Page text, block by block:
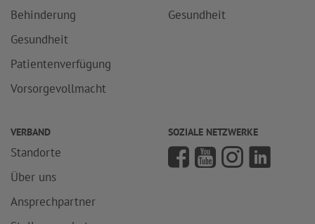
Behinderung
Gesundheit
Patientenverfügung
Vorsorgevollmacht
Gesundheit
VERBAND
Standorte
Über uns
Ansprechpartner
SOZIALE NETZWERKE